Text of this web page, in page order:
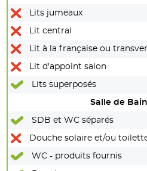
Lits jumeaux
Lit central
Lit à la française ou
Lit d'appoint salon
Lits superposés
Salle de
SDB et WC séparés
Douche solaire et/ou
WC - produits fournis